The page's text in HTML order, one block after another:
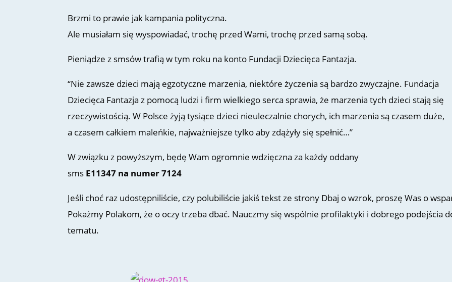
Brzmi to prawie jak kampania polityczna.
Ale musiałam się wyspowiadać, trochę przed Wami, trochę przed samą sobą.
Pieniądze z smsów trafią w tym roku na konto Fundacji Dziecięca Fantazja.
“Nie zawsze dzieci mają egzotyczne marzenia, niektóre życzenia są bardzo zwyczajne. Fundacja
Dziecięca Fantazja z pomocą ludzi i firm wielkiego serca sprawia, że marzenia tych dzieci stają się
rzeczywistością. W Polsce żyją tysiące dzieci nieuleczalnie chorych, ich marzenia są czasem duże,
a czasem całkiem maleńkie, najważniejsze tylko aby zdążyły się spełnić…”
W związku z powyższym, będę Wam ogromnie wdzięczna za każdy oddany
sms E11347 na numer 7124
Jeśli choć raz udostępniliście, czy polubiliście jakiś tekst ze strony Dbaj o wzrok, proszę Was o
Pokażmy Polakom, że o oczy trzeba dbać. Nauczmy się wspólnie profilaktyki i dobrego podejścia
tematu.